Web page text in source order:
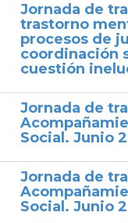
Jornada de
trastorno
procesos de
coordinación
cuestión
Jornada de
Social. Junio
Jornada de
Social. Junio